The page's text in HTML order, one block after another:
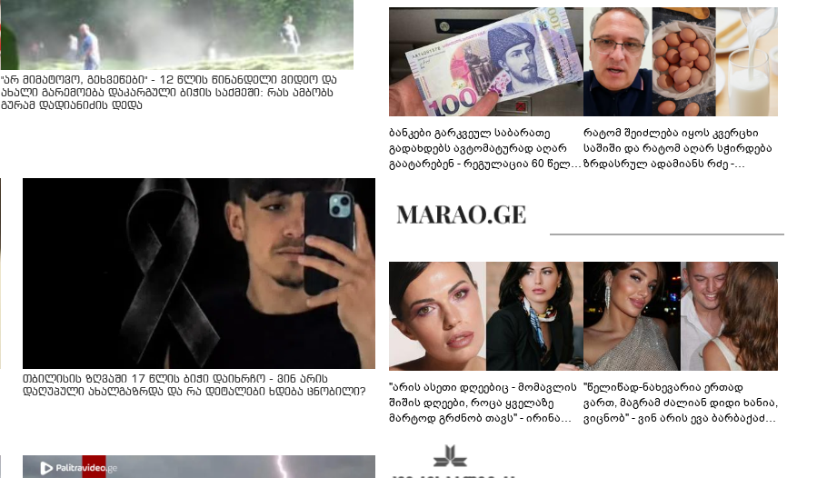
"არ მიმატოვო, გეხვეწები" - 12 წლის წინანდელი ვიდეო და
ახალი გარემოება დაკარგული ბიჭის საქმეში: რას ამბობს
გურამ დადიანიძის დედა
თბილისის ზღვაში 17 წლის ბიჭი დაიხრჩო - ვინ არის
დაღუპული ახალგაზრდა და რა დეტალები ხდება ცნობილი?
ბანკები გარკვეულ საბარათე
გადახდებს ავტომატურად აღარ
გაატარებენ - რეგულაცია 60 წელს
რატომ შეიძლება იყოს კვერცხი
საშიში და რატომ აღარ სჭირდება
ზრდასრულ ადამიანს რძე -
"არის ასეთი დღეებიც - მომავლის
შიშის დღეები, როცა ყველაზე
მარტოდ გრძნობ თავს" - ირინა
"წელიწად-ნახევარია ერთად
ვართ, მაგრამ ძალიან დიდი ხანია,
ვიცნობ" - ვინ არის ევა ბარბაქაძის